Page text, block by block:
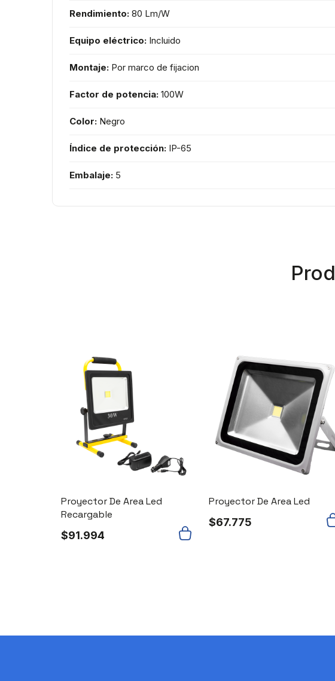
Rendimiento: 80 Lm/W
Equipo eléctrico: Incluido
Montaje: Por marco de fijacion
Factor de potencia: 100W
Color: Negro
Índice de protección: IP-65
Embalaje: 5
Proyector De Area Led
Recargable
$91.994
Proyector De Area Led
$67.775